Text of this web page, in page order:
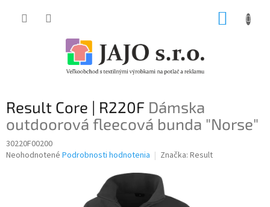
Result Core | R220F Dámska
outdoorová fleecová bunda "Norse"
30220F00200
Priemerné
Neohodnotené Podrobnosti hodnotenia Značka: Result